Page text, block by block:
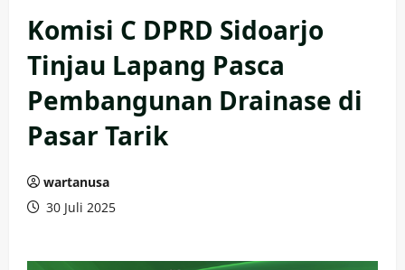
Komisi C DPRD Sidoarjo
Tinjau Lapang Pasca
Pembangunan Drainase di
Pasar Tarik
wartanusa
30 Juli 2025